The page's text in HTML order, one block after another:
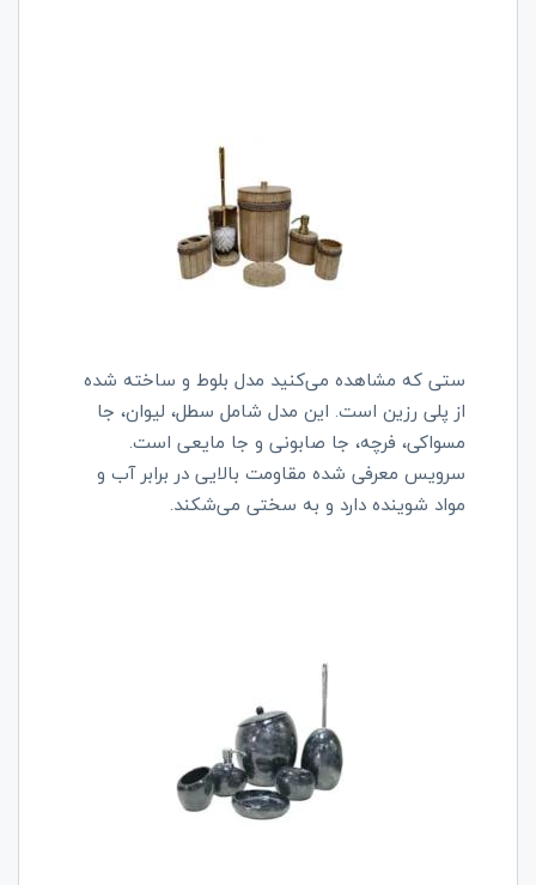
ستی که مشاهده می‌کنید مدل بلوط و ساخته شده
از پلی رزین است. این مدل شامل سطل، لیوان، جا
مسواکی، فرچه، جا صابونی و جا مایعی است.
سرویس معرفی شده مقاومت بالایی در برابر آب و
مواد شوینده دارد و به سختی می‌شکند.